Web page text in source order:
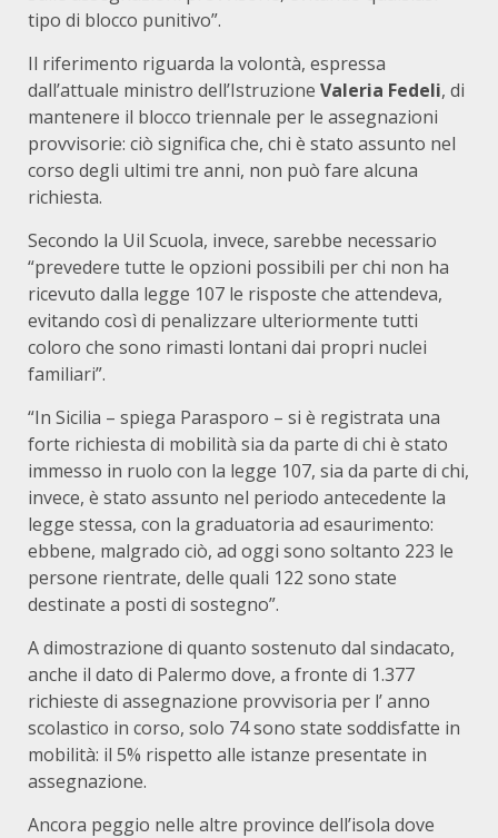
tipo di blocco punitivo”.
Il riferimento riguarda la volontà, espressa
dall’attuale ministro dell’Istruzione Valeria Fedeli, di
mantenere il blocco triennale per le assegnazioni
provvisorie: ciò significa che, chi è stato assunto nel
corso degli ultimi tre anni, non può fare alcuna
richiesta.
Secondo la Uil Scuola, invece, sarebbe necessario
“prevedere tutte le opzioni possibili per chi non ha
ricevuto dalla legge 107 le risposte che attendeva,
evitando così di penalizzare ulteriormente tutti
coloro che sono rimasti lontani dai propri nuclei
familiari”.
“In Sicilia – spiega Parasporo – si è registrata una
forte richiesta di mobilità sia da parte di chi è stato
immesso in ruolo con la legge 107, sia da parte di chi,
invece, è stato assunto nel periodo antecedente la
legge stessa, con la graduatoria ad esaurimento:
ebbene, malgrado ciò, ad oggi sono soltanto 223 le
persone rientrate, delle quali 122 sono state
destinate a posti di sostegno”.
A dimostrazione di quanto sostenuto dal sindacato,
anche il dato di Palermo dove, a fronte di 1.377
richieste di assegnazione provvisoria per l’ anno
scolastico in corso, solo 74 sono state soddisfatte in
mobilità: il 5% rispetto alle istanze presentate in
assegnazione.
Ancora peggio nelle altre province dell’isola dove